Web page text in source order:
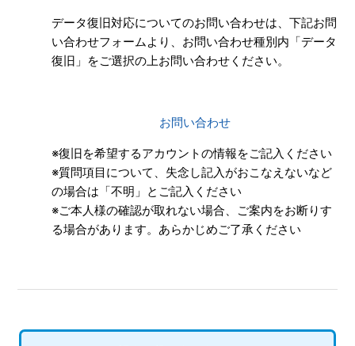
退会・アカウントを削除したい
データ復旧対応についてのお問い合わせは、下記お問
い合わせフォームより、お問い合わせ種別内「データ
復旧」をご選択の上お問い合わせください。
お問い合わせ
※復旧を希望するアカウントの情報をご記入ください
※質問項目について、失念し記入がおこなえないなど
の場合は「不明」とご記入ください
※ご本人様の確認が取れない場合、ご案内をお断りす
る場合があります。あらかじめご了承ください